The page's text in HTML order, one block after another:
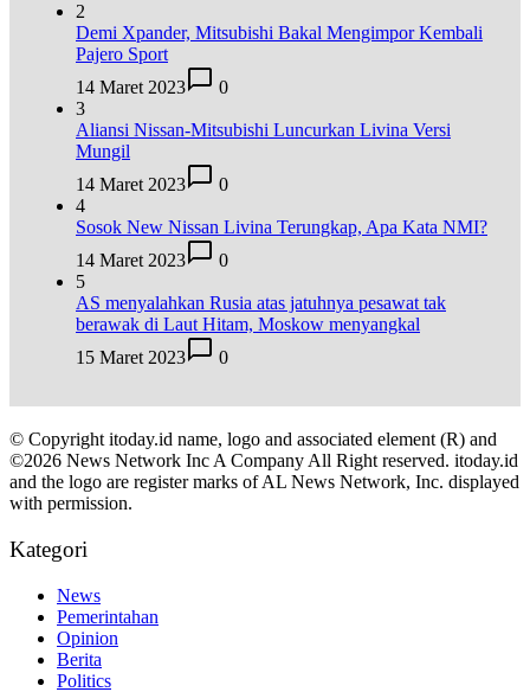
2
Demi Xpander, Mitsubishi Bakal Mengimpor Kembali
Pajero Sport
14 Maret 2023
0
3
Aliansi Nissan-Mitsubishi Luncurkan Livina Versi
Mungil
14 Maret 2023
0
4
Sosok New Nissan Livina Terungkap, Apa Kata NMI?
14 Maret 2023
0
5
AS menyalahkan Rusia atas jatuhnya pesawat tak
berawak di Laut Hitam, Moskow menyangkal
15 Maret 2023
0
© Copyright itoday.id name, logo and associated element (R) and
©2026 News Network Inc A Company All Right reserved. itoday.id
and the logo are register marks of AL News Network, Inc. displayed
with permission.
Kategori
News
Pemerintahan
Opinion
Berita
Politics